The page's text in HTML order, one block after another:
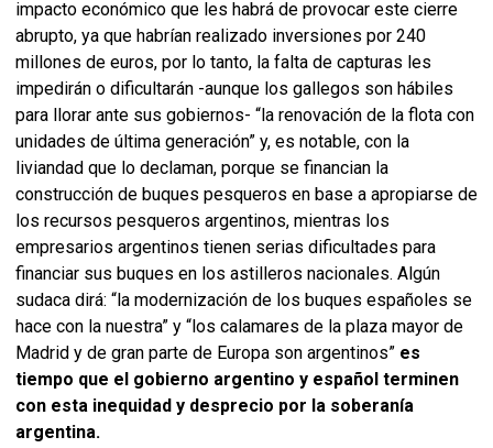
impacto económico que les habrá de provocar este cierre
abrupto, ya que habrían realizado inversiones por 240
millones de euros, por lo tanto, la falta de capturas les
impedirán o dificultarán -aunque los gallegos son hábiles
para llorar ante sus gobiernos- “la renovación de la flota con
unidades de última generación” y, es notable, con la
liviandad que lo declaman, porque se financian la
construcción de buques pesqueros en base a apropiarse de
los recursos pesqueros argentinos, mientras los
empresarios argentinos tienen serias dificultades para
financiar sus buques en los astilleros nacionales. Algún
sudaca dirá: “la modernización de los buques españoles se
hace con la nuestra” y “los calamares de la plaza mayor de
Madrid y de gran parte de Europa son argentinos” es
tiempo que el gobierno argentino y español terminen
con esta inequidad y desprecio por la soberanía
argentina.